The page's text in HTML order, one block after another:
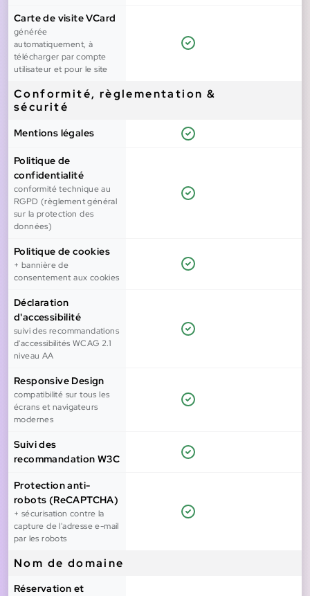
Carte de visite VCard
générée
automatiquement, à
télécharger par compte
utilisateur et pour le site
Conformité, règlementation &
sécurité
Mentions légales
Politique de
confidentialité
conformité technique au
RGPD (règlement général
sur la protection des
données)
Politique de cookies
+ bannière de
consentement aux cookies
Déclaration
d'accessibilité
suivi des recommandations
d'accessibilités WCAG 2.1
niveau AA
Responsive Design
compatibilité sur tous les
écrans et navigateurs
modernes
Suivi des
recommandation W3C
Protection anti-
robots (ReCAPTCHA)
+ sécurisation contre la
capture de l'adresse e-mail
par les robots
Nom de domaine
Réservation et